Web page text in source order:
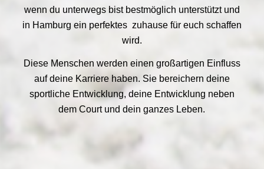
wenn du unterwegs bist bestmöglich unterstützt und
in Hamburg ein perfektes zuhause für euch schaffen
wird.
Diese Menschen werden einen großartigen Einfluss
auf deine Karriere haben. Sie bereichern deine
sportliche Entwicklung, deine Entwicklung neben
dem Court und dein ganzes Leben.